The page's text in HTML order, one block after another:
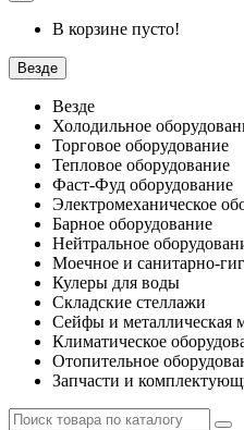
В корзине пусто!
Везде
Везде
Холодильное
Торговое оборудование
Тепловое оборудование
Фаст-Фуд оборудование
Электромеханическое
Барное оборудование
Нейтральное
Моечное и санитарно-
Кулеры для воды
Складские стеллажи
Сейфы и металлическая
Климатическое
Отопительное
Запчасти и